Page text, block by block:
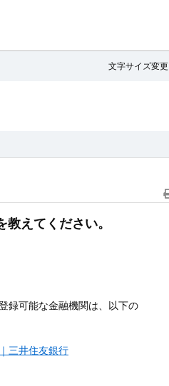
文字サイズ変更
教えてください。
録可能な金融機関は、以下の
三井住友銀行